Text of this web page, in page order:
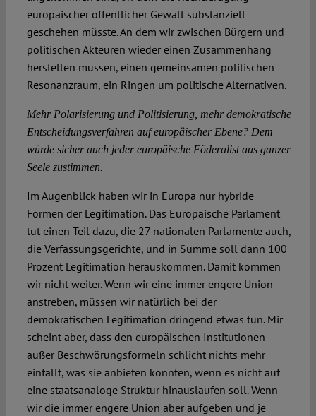
europäischer öffentlicher Gewalt substanziell
geschehen müsste. An dem wir zwischen Bürgern und
politischen Akteuren wieder einen Zusammenhang
herstellen müssen, einen gemeinsamen politischen
Resonanzraum, ein Ringen um politische Alternativen.
Mehr Polarisierung und Politisierung, mehr demokratische
Entscheidungsverfahren auf europäischer Ebene? Dem
würde sicher auch jeder europäische Föderalist aus ganzer
Seele zustimmen.
Im Augenblick haben wir in Europa nur hybride
Formen der Legitimation. Das Europäische Parlament
tut einen Teil dazu, die 27 nationalen Parlamente auch,
die Verfassungsgerichte, und in Summe soll dann 100
Prozent Legitimation herauskommen. Damit kommen
wir nicht weiter. Wenn wir eine immer engere Union
anstreben, müssen wir natürlich bei der
demokratischen Legitimation dringend etwas tun. Mir
scheint aber, dass den europäischen Institutionen
außer Beschwörungsformeln schlicht nichts mehr
einfällt, was sie anbieten könnten, wenn es nicht auf
eine staatsanaloge Struktur hinauslaufen soll. Wenn
wir die immer engere Union aber aufgeben und je